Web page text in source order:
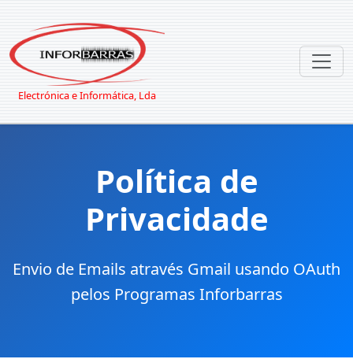
Electrónica e Informática, Lda
Política de
Privacidade
Envio de Emails através Gmail usando OAuth
pelos Programas Inforbarras